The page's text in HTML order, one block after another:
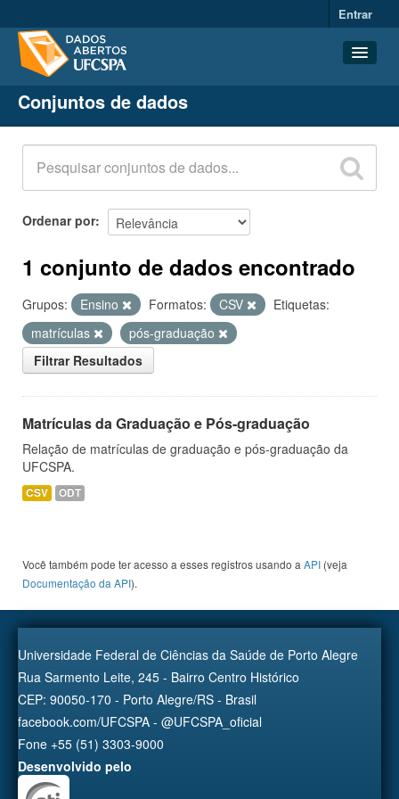
Entrar
Conjuntos de dados
Organizações
Grupos
Sobre
Conjuntos de dados
Ordenar por
1 conjunto de dados encontrado
Grupos: Ensino Formatos: CSV
Etiquetas:
matrículas
pós-graduação
Filtrar Resultados
Matrículas da Graduação e Pós-graduação
Relação de matrículas de graduação e pós-graduação da
UFCSPA.
CSV ODT
Você também pode ter acesso a esses registros usando a API (veja
Documentação da API).
Universidade Federal de Ciências da Saúde de Porto Alegre
Rua Sarmento Leite, 245 - Bairro Centro Histórico
CEP: 90050-170 - Porto Alegre/RS - Brasil
facebook.com/UFCSPA - @UFCSPA_oficial
Fone +55 (51) 3303-9000
Desenvolvido pelo